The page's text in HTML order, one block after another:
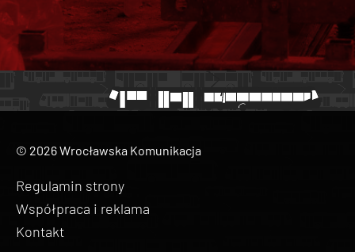
© 2026 Wrocławska Komunikacja
Regulamin strony
Współpraca i reklama
Kontakt